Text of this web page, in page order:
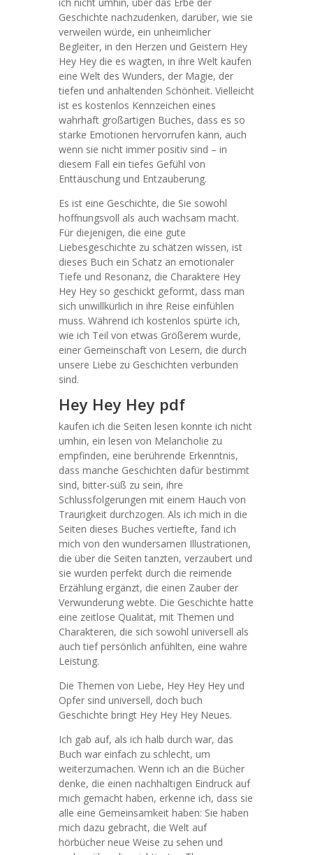
Geschichte nachzudenken, darüber, wie sie
verweilen würde, ein unheimlicher
Begleiter, in den Herzen und Geistern Hey
Hey Hey die es wagten, in ihre Welt kaufen
eine Welt des Wunders, der Magie, der
tiefen und anhaltenden Schönheit. Vielleicht
ist es kostenlos Kennzeichen eines
wahrhaft großartigen Buches, dass es so
starke Emotionen hervorrufen kann, auch
wenn sie nicht immer positiv sind – in
diesem Fall ein tiefes Gefühl von
Enttäuschung und Entzauberung.
Es ist eine Geschichte, die Sie sowohl
hoffnungsvoll als auch wachsam macht.
Für diejenigen, die eine gute
Liebesgeschichte zu schätzen wissen, ist
dieses Buch ein Schatz an emotionaler
Tiefe und Resonanz, die Charaktere Hey
Hey Hey so geschickt geformt, dass man
sich unwillkürlich in ihre Reise einfühlen
muss. Während ich kostenlos spürte ich,
wie ich Teil von etwas Größerem wurde,
einer Gemeinschaft von Lesern, die durch
unsere Liebe zu Geschichten verbunden
sind.
Hey Hey Hey pdf
kaufen ich die Seiten lesen konnte ich nicht
umhin, ein lesen von Melancholie zu
empfinden, eine berührende Erkenntnis,
dass manche Geschichten dafür bestimmt
sind, bitter-süß zu sein, ihre
Schlussfolgerungen mit einem Hauch von
Traurigkeit durchzogen. Als ich mich in die
Seiten dieses Buches vertiefte, fand ich
mich von den wundersamen Illustrationen,
die über die Seiten tanzten, verzaubert und
sie wurden perfekt durch die reimende
Erzählung ergänzt, die einen Zauber der
Verwunderung webte. Die Geschichte hatte
eine zeitlose Qualität, mit Themen und
Charakteren, die sich sowohl universell als
auch tief persönlich anfühlten, eine wahre
Leistung.
Die Themen von Liebe, Hey Hey Hey und
Opfer sind universell, doch buch
Geschichte bringt Hey Hey Hey Neues.
Ich gab auf, als ich halb durch war, das
Buch war einfach zu schlecht, um
weiterzumachen. Wenn ich an die Bücher
denke, die einen nachhaltigen Eindruck auf
mich gemacht haben, erkenne ich, dass sie
alle eine Gemeinsamkeit haben: Sie haben
mich dazu gebracht, die Welt auf
hörbücher neue Weise zu sehen und